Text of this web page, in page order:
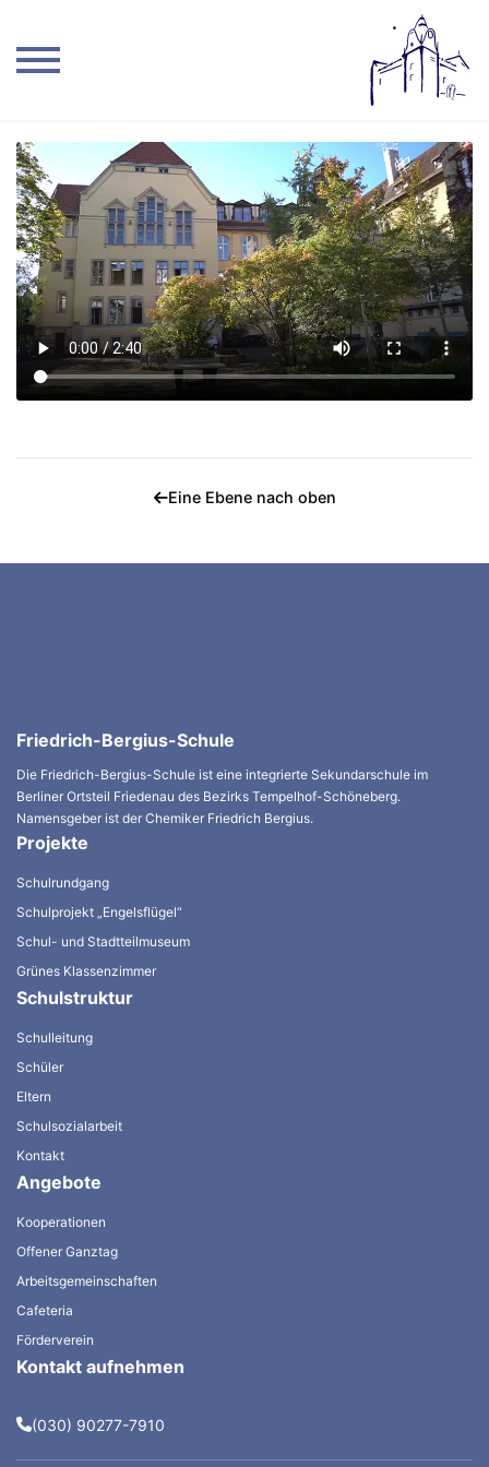
Eine Ebene nach oben
Friedrich-Bergius-Schule
Die Friedrich-Bergius-Schule ist eine integrierte Sekundarschule im
Berliner Ortsteil Friedenau des Bezirks Tempelhof-Schöneberg.
Namensgeber ist der Chemiker Friedrich Bergius.
Projekte
Schulrundgang
Schulprojekt „Engelsflügel“
Schul- und Stadtteilmuseum
Grünes Klassenzimmer
Schulstruktur
Schulleitung
Schüler
Eltern
Schulsozialarbeit
Kontakt
Angebote
Kooperationen
Offener Ganztag
Arbeitsgemeinschaften
Cafeteria
Förderverein
Kontakt aufnehmen
(030) 90277-7910